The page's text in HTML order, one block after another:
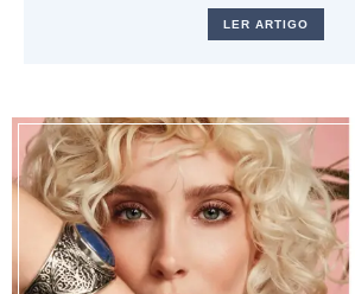
LER ARTIGO